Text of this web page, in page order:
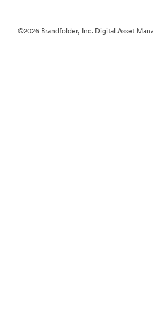
©2026 Brandfolder, Inc. Digital Asset